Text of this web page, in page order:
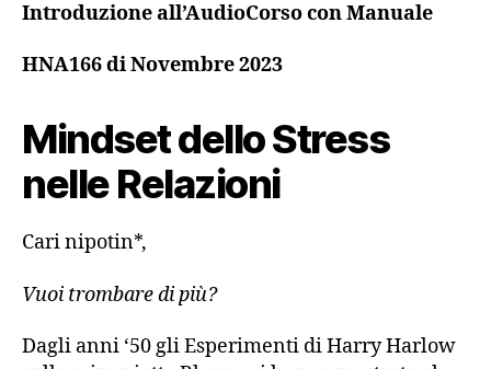
Introduzione all’AudioCorso con Manuale
HNA166 di Novembre 2023
Mindset dello Stress
nelle Relazioni
Cari nipotin*,
Vuoi trombare di più?
Dagli anni ‘50 gli Esperimenti di Harry Harlow